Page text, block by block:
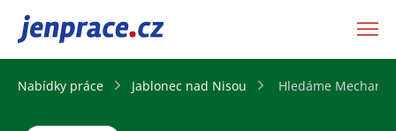
JenPráce.cz
Nabídky práce Jablonec nad Nisou Hledáme